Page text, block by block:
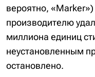
вероятно,
производителю
миллиона единиц
неустановленным
остановлено.